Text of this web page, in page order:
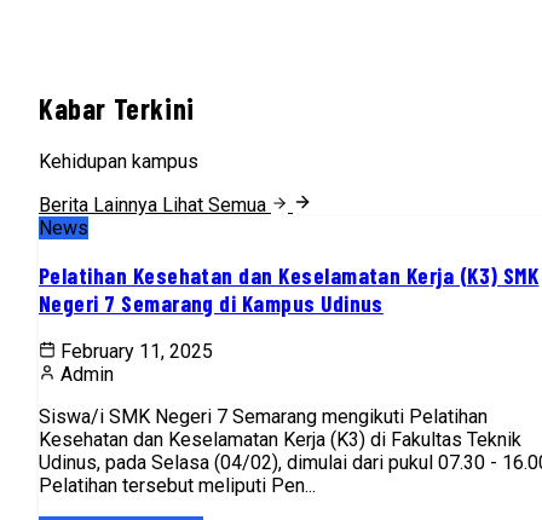
Kabar Terkini
Kehidupan kampus
Berita Lainnya Lihat Semua
News
Pelatihan Kesehatan dan Keselamatan Kerja (K3) SMK
Negeri 7 Semarang di Kampus Udinus
February 11, 2025
Admin
Siswa/i SMK Negeri 7 Semarang mengikuti Pelatihan
Kesehatan dan Keselamatan Kerja (K3) di Fakultas Teknik
Udinus, pada Selasa (04/02), dimulai dari pukul 07.30 -
Pelatihan tersebut meliputi Pen...